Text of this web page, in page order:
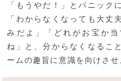
「もうやだ！」とパニック
「わからなくなっても大丈
みだよ」「どれがお宝か
ね」と、分からなくなるこ
ームの趣旨に意識を向けさせ